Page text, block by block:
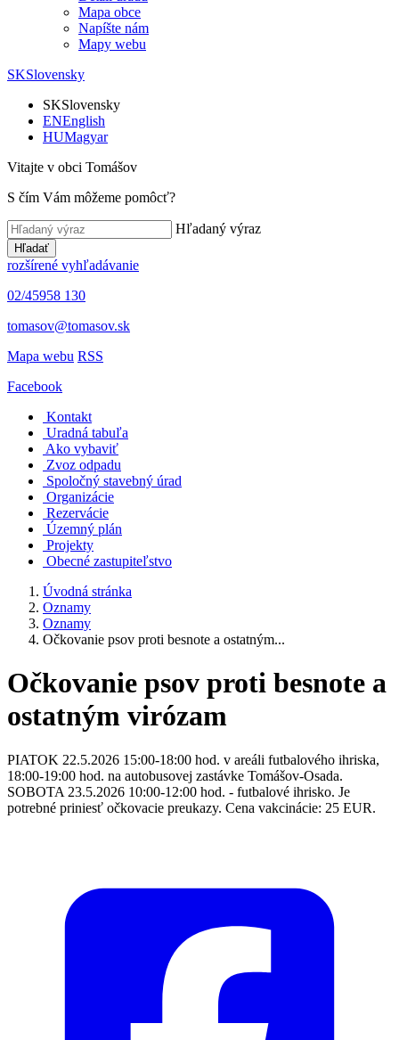
Mapa obce
Napíšte nám
Mapy webu
SKSlovensky
SKSlovensky
ENEnglish
HUMagyar
Vitajte v obci Tomášov
S čím Vám môžeme pomôcť?
Hľadaný výraz
Hľadať
rozšírené vyhľadávanie
02/45958 130
tomasov@tomasov.sk
Mapa webu RSS
Facebook
Kontakt
Uradná tabuľa
Ako vybaviť
Zvoz odpadu
Spoločný stavebný úrad
Organizácie
Rezervácie
Územný plán
Projekty
Obecné zastupiteľstvo
Úvodná stránka
Oznamy
Oznamy
Očkovanie psov proti besnote a ostatným...
Očkovanie psov proti besnote a
ostatným virózam
PIATOK 22.5.2026 15:00-18:00 hod. v areáli futbalového ihriska,
18:00-19:00 hod. na autobusovej zastávke Tomášov-Osada.
SOBOTA 23.5.2026 10:00-12:00 hod. - futbalové ihrisko. Je
potrebné priniesť očkovacie preukazy. Cena vakcinácie: 25 EUR.